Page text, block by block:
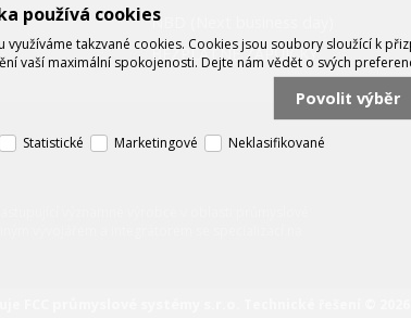
NBD (Next business day)
BEZPLATNÉ ZÁPŮJČKY
používá cookies
využíváme takzvané cookies. Cookies jsou soubory sloužící k
vaší maximální spokojenosti. Dejte nám vědět o svých
Povolit výběr
Statistické Marketingové Neklasifikované